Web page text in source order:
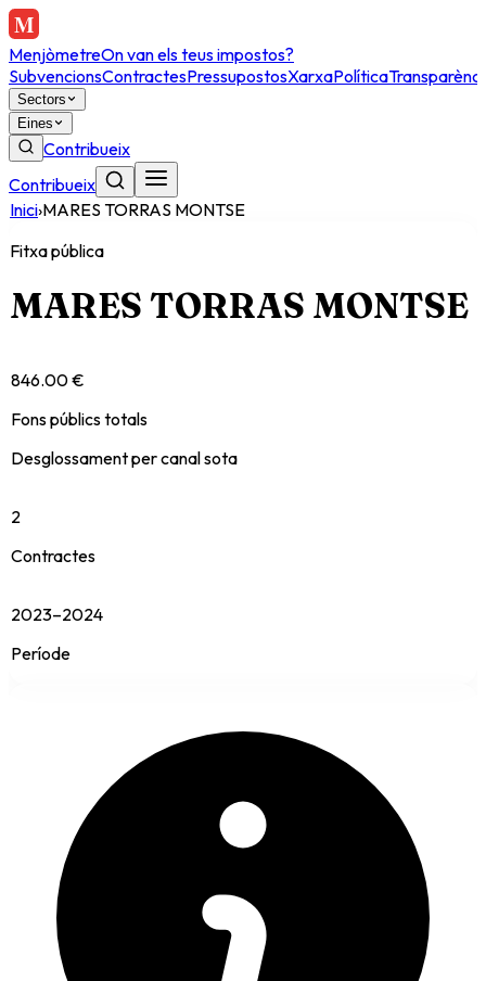
MenjòmetreOn van els teus impostos?
SubvencionsContractesPressupostosXarxaPolítica
Sectors
Eines
Contribueix
Contribueix
Inici›MARES TORRAS MONTSE
Fitxa pública
MARES TORRAS MONTSE
846.00 €
Fons públics totals
Desglossament per canal sota
2
Contractes
2023–2024
Període